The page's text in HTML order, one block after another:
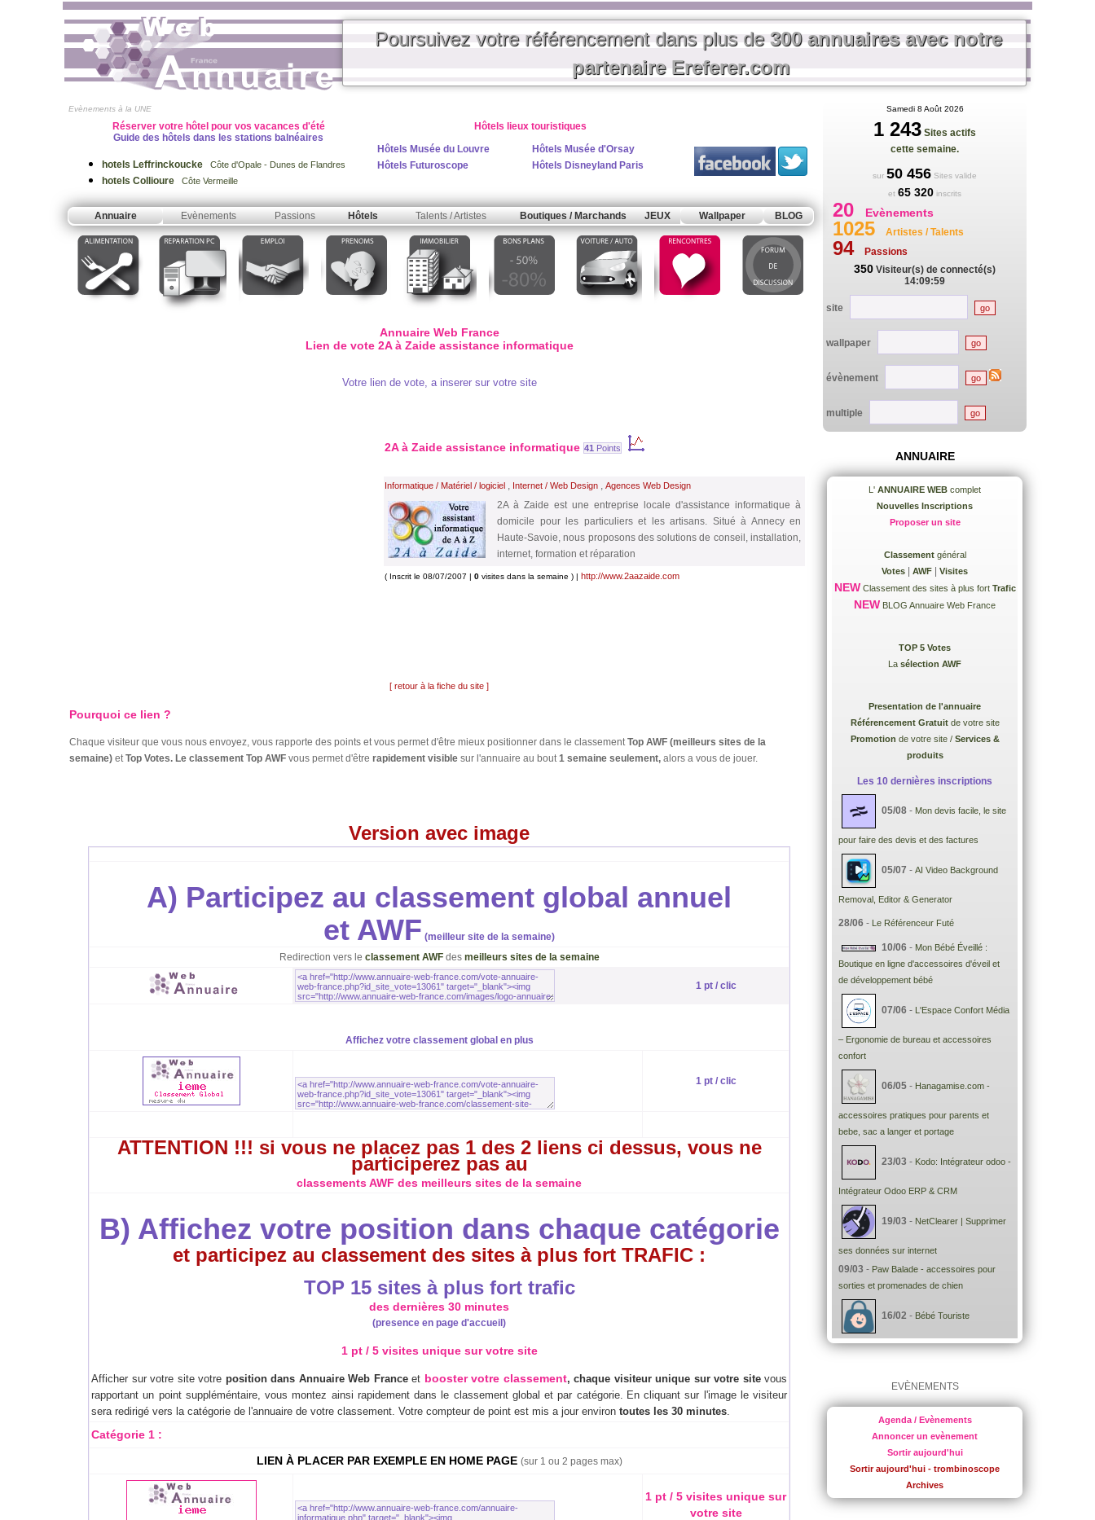
Poursuivez votre référencement dans plus de300 annuaires avec notre
partenaire Ereferer.com
Evènements à la UNE
Réserver votre hôtel pour vos vacances d'été
Guide des hôtels dans les stations balnéaires
hotels Leffrinckoucke Côte d'Opale - Dunes de Flandres
hotels Collioure Côte Vermeille
Hôtels lieux touristiques
Hôtels Musée du Louvre
Hôtels Musée d'Orsay
Hôtels Futuroscope
Hôtels Disneyland Paris
Annuaire Evènements Passions Hôtels Talents / Artistes Boutiques / Marchands JEUX Wallpaper BLOG
Annuaire Web France
Lien de vote 2A à Zaide assistance informatique
Votre lien de vote, a inserer sur votre site
2A à Zaide assistance informatique 41 Points
Informatique / Matériel / logiciel , Internet / Web Design , Agences Web Design
2A à Zaide est une entreprise locale d'assistance informatique à
domicile pour les particuliers et les artisans. Situé à Annecy en
Haute-Savoie, nous proposons des solutions de conseil, installation,
internet, formation et réparation
( Inscrit le 08/07/2007 | 0 visites dans la semaine ) | http://www.2aazaide.com
[ retour à la fiche du site ]
Pourquoi ce lien ?
Chaque visiteur que vous nous envoyez, vous rapporte des points et vous permet d'être mieux positionner dans le classementTop AWF (meilleurs sites de la
semaine) etTop Votes. Le classement Top AWF vous permet d'être rapidement visible sur l'annuaire au bout1 semaine seulement, alors a vous de jouer.
Version avec image
A) Participez au classement global annuel
et AWF (meilleur site de la semaine)
Redirection vers le classement AWFdes meilleurs sites de la semaine
1 pt / clic
Affichez votre classement global en plus
1 pt / clic
ATTENTION !!! si vous ne placez pas 1 des 2 liens ci dessus, vous ne
participerez pas au
classements AWF des meilleurs sites de la semaine
B) Affichez votre position dans chaque catégorie
et participez au classement des sites à plus fort TRAFIC :
TOP 15 sites à plus fort trafic
des dernières 30 minutes
(presence en page d'accueil)
1 pt / 5 visites unique sur votre site
Afficher sur votre site votre position dans Annuaire Web Franceet booster votre classement, chaque visiteur unique sur votre site vous
rapportant un point suppléméntaire, vous montez ainsi rapidement dans le classement global et par catégorie. En cliquant sur l'image le visiteur
sera redirigé vers la catégorie de l'annuaire de votre classement. Votre compteur de point est mis a jour environ toutes les 30 minutes.
Catégorie 1 :
LIEN À PLACER PAR EXEMPLE EN HOME PAGE (sur 1 ou 2 pages max)
1 pt / 5 visites unique sur
votre site
Samedi 8 Août 2026
1 243 Sites actifs
cette semaine.
sur 50 456 Sites valide
et 65 320 inscrits
20 Evènements
1025 Artistes / Talents
94 Passions
350 Visiteur(s) de connecté(s)
14:09:59
site
wallpaper
évènement
multiple
ANNUAIRE
L' ANNUAIRE WEB complet
Nouvelles Inscriptions
Proposer un site
Classementgénéral
Votes
AWF Visites
NEWClassement des sites à plus fort Trafic
NEW BLOG Annuaire Web France
TOP 5 Votes
La sélection AWF
Presentation de l'annuaire
Référencement Gratuitde votre site
Promotion de votre site / Services &
produits
Les 10 dernières inscriptions
05/08 - Mon devis facile, le site
pour faire des devis et des factures
05/07 - AI Video Background
Removal, Editor & Generator
28/06 - Le Référenceur Futé
10/06 - Mon Bébé Éveillé :
Boutique en ligne d'accessoires d'éveil et
de développement bébé
07/06 - L'Espace Confort Média
– Ergonomie de bureau et accessoires
confort
06/05 - Hanagamise.com -
accessoires pratiques pour parents et
bebe, sac a langer et portage
23/03 - Kodo: Intégrateur odoo -
Intégrateur Odoo ERP & CRM
19/03 - NetClearer | Supprimer
ses données sur internet
09/03 - Paw Balade - accessoires pour
sorties et promenades de chien
16/02 - Bébé Touriste
EVÈNEMENTS
Agenda / Evènements
Annoncer un evènement
Sortir aujourd'hui
Sortir aujourd'hui - trombinoscope
Archives